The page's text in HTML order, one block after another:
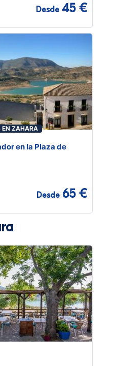
Desde 45 €
EN ZAHARA
en la Plaza de
Desde 65 €